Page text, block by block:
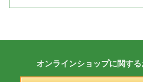
オンラインショップに関する